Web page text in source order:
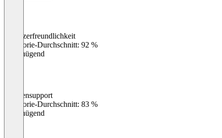
Benutzerfreundlichkeit
Kategorie-Durchschnitt: 92 %
Ungenügend
Kundensupport
Kategorie-Durchschnitt: 83 %
Ungenügend